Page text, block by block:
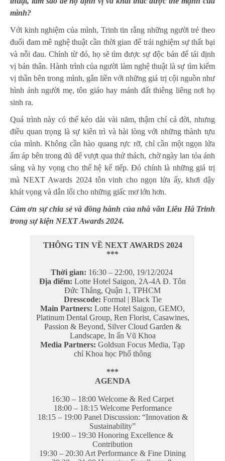
mình?
Với kinh nghiệm của mình, Trinh tin rằng những người trẻ theo
đuổi đam mê nghệ thuật cần thời gian để trải nghiệm sự thất bại
và nỗi đau. Chính từ đó, họ sẽ tìm được sự độc bản để tái định
vị bản thân. Hành trình của người làm nghệ thuật là sự tìm kiếm
vị thần bên trong mình, gắn liền với những giá trị cội nguồn như
hình ảnh người mẹ, tôn giáo hay mảnh đất thiêng liêng nơi họ
sinh ra.
Quá trình này có thể kéo dài vài năm, thậm chí cả đời, nhưng
điều quan trọng là sự kiên trì và hài lòng với những thành tựu
của mình. Không cần hào quang rực rỡ, chỉ cần một ngọn lửa
ấm áp bên trong đủ để vượt qua thử thách, chờ ngày lan tỏa ánh
sáng và hy vọng cho thế hệ kế tiếp. Đó chính là những giá trị
mà NEXT Awards 2024 tôn vinh cho ngọn lửa ấy, khơi dậy
khát vọng và dẫn lối cho những giấc mơ lớn hơn.
Cảm ơn sự chia sẻ và đồng hành của nhà văn Liêu Hà Trinh
trong sự kiện NEXT Awards 2024.
THÔNG TIN VỀ NEXT AWARDS 2024
***
Thời gian: 16:30 – 22:00, 19/12/2024
Địa điểm: Lotte Hotel Saigon, 2A-4A Đ. Tôn
Đức Thắng, Quận 1, TPHCM
Dresscode: Formal | Black Tie
Main Partners: Lotte Hotel Saigon, GEMO,
Platinum Dental Group, Ren Florist, Casawines,
Passion & Beyond, Silver Cloud Garden &
Landscape, In ấn Vũ Khoa
Media Partners: Goldsun Focus Media, Tạp
chí Khoa học Phổ thông
***
AGENDA
16:30 – 18:00 Welcome & Red Carpet
18:00 – 18:15 Welcome Performance
18:15 – 19:00 Panel Discussion: “Innovation &
Sustainability”
19:00 – 19:30 Honoring Excellence &
Contribution
19:30 – 20:30 Art Performance & Fine Dining